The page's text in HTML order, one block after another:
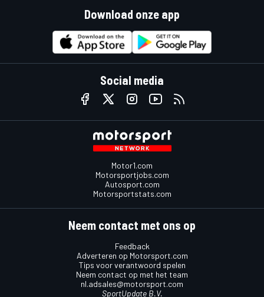
Download onze app
Social media
Motor1.com
Motorsportjobs.com
Autosport.com
Motorsportstats.com
Neem contact met ons op
Feedback
Adverteren op Motorsport.com
Tips voor verantwoord spelen
Neem contact op met het team
nl.adsales@motorsport.com
SportUpdate B.V.